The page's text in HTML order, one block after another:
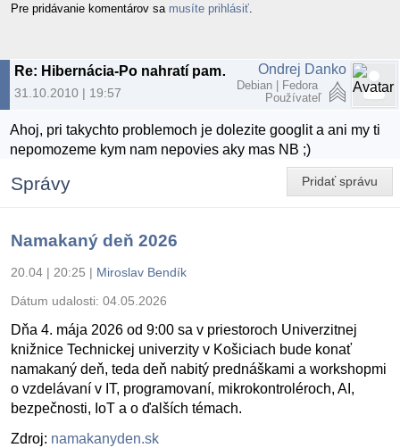
Pre pridávanie komentárov sa musíte prihlásiť
Re: Hibernácia-Po nahratí pamäte do swap sa nevypne NB
31.10.2010 | 19:57
Ondrej Danko
Debian | Fedora
Používateľ
Ahoj, pri takychto problemoch je dolezite googlit a ani my ti
nepomozeme kym nam nepovies aky mas NB ;)
Pridať správu
Správy
Namakaný deň 2026
20.04 | 20:25 | Miroslav Bendík
Dátum udalosti: 04.05.2026
Dňa 4. mája 2026 od 9:00 sa v priestoroch Univerzitnej
knižnice Technickej univerzity v Košiciach bude konať
namakaný deň, teda deň nabitý prednáškami a workshopmi
o vzdelávaní v IT, programovaní, mikrokontroléroch, AI,
bezpečnosti, IoT a o ďalších témach.
Zdroj: namakanyden.sk